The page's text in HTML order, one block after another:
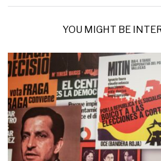
YOU MIGHT BE